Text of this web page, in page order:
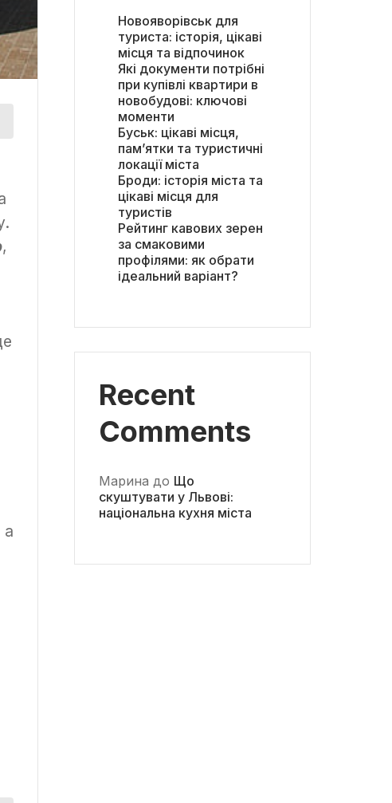
,
а
Новояворівськ для
туриста: історія, цікаві
місця та відпочинок
Які документи потрібні
при купівлі квартири в
новобудові: ключові
моменти
Буськ: цікаві місця,
пам’ятки та туристичні
локації міста
Броди: історія міста та
цікаві місця для
туристів
Рейтинг кавових зерен
за смаковими
профілями: як обрати
ідеальний варіант?
Recent
Comments
Марина до Що
скуштувати у Львові:
національна кухня міста